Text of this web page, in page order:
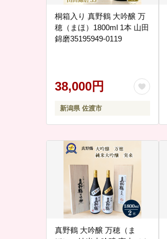
桐箱入り 真野鶴 大吟醸 万
穂（まほ）1800ml 1本 山田
錦磨35195949-0119
38,000円
新潟県 佐渡市
真野鶴 大吟醸 万穂（ま